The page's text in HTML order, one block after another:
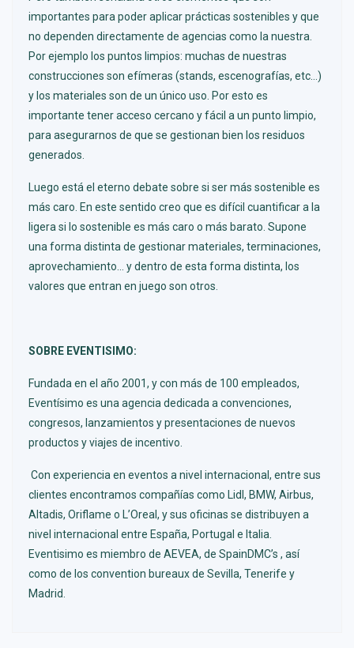
importantes para poder aplicar prácticas sostenibles y que
no dependen directamente de agencias como la nuestra.
Por ejemplo los puntos limpios: muchas de nuestras
construcciones son efímeras (stands, escenografías, etc…)
y los materiales son de un único uso. Por esto es
importante tener acceso cercano y fácil a un punto limpio,
para asegurarnos de que se gestionan bien los residuos
generados.
Luego está el eterno debate sobre si ser más sostenible es
más caro. En este sentido creo que es difícil cuantificar a la
ligera si lo sostenible es más caro o más barato. Supone
una forma distinta de gestionar materiales, terminaciones,
aprovechamiento... y dentro de esta forma distinta, los
valores que entran en juego son otros.
SOBRE EVENTISIMO:
Fundada en el año 2001, y con más de 100 empleados,
Eventísimo es una agencia dedicada a convenciones,
congresos, lanzamientos y presentaciones de nuevos
productos y viajes de incentivo.
Con experiencia en eventos a nivel internacional, entre sus
clientes encontramos compañías como Lidl, BMW, Airbus,
Altadis, Oriflame o L’Oreal, y sus oficinas se distribuyen a
nivel internacional entre España, Portugal e Italia.
Eventisimo es miembro de AEVEA, de SpainDMC’s , así
como de los convention bureaux de Sevilla, Tenerife y
Madrid.